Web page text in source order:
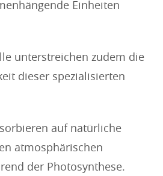
Einheiten
unterstreichen zudem die
dieser spezialisierten
auf natürliche
atmosphärischen
der Photosynthese.